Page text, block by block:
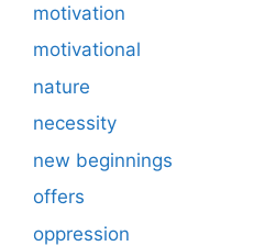
motivation
motivational
nature
necessity
new beginnings
offers
oppression